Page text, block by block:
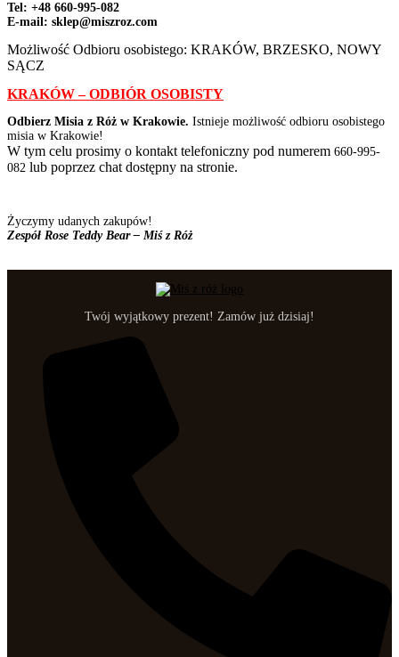
Tel: +48 660-995-082
E-mail: sklep@miszroz.com
Możliwość Odbioru osobistego: KRAKÓW, BRZESKO, NOWY
SĄCZ
KRAKÓW – ODBIÓR OSOBISTY
Odbierz Misia z Róż w Krakowie. Istnieje możliwość odbioru osobistego
misia w Krakowie!
W tym celu prosimy o kontakt telefoniczny pod numerem 660-995-
082 lub poprzez chat dostępny na stronie.
Życzymy udanych zakupów!
Zespół Rose Teddy Bear – Miś z Róż
Twój wyjątkowy prezent! Zamów już dzisiaj!